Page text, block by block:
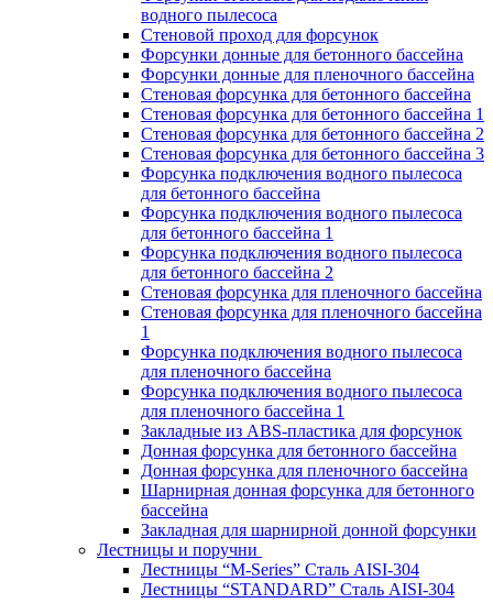
водного пылесоса
Стеновой проход для форсунок
Форсунки донные для бетонного бассейна
Форсунки донные для пленочного бассейна
Стеновая форсунка для бетонного бассейна
Стеновая форсунка для бетонного бассейна 1
Стеновая форсунка для бетонного бассейна 2
Стеновая форсунка для бетонного бассейна 3
Форсунка подключения водного пылесоса
для бетонного бассейна
Форсунка подключения водного пылесоса
для бетонного бассейна 1
Форсунка подключения водного пылесоса
для бетонного бассейна 2
Стеновая форсунка для пленочного бассейна
Стеновая форсунка для пленочного бассейна
1
Форсунка подключения водного пылесоса
для пленочного бассейна
Форсунка подключения водного пылесоса
для пленочного бассейна 1
Закладные из ABS-пластика для форсунок
Донная форсунка для бетонного бассейна
Донная форсунка для пленочного бассейна
Шарнирная донная форсунка для бетонного
бассейна
Закладная для шарнирной донной форсунки
Лестницы и поручни
Лестницы “M-Series” Сталь AISI-304
Лестницы “STANDARD” Сталь AISI-304